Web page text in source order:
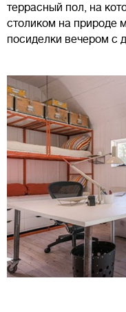
террасный пол, на
столиком на природе
посиделки вечером с